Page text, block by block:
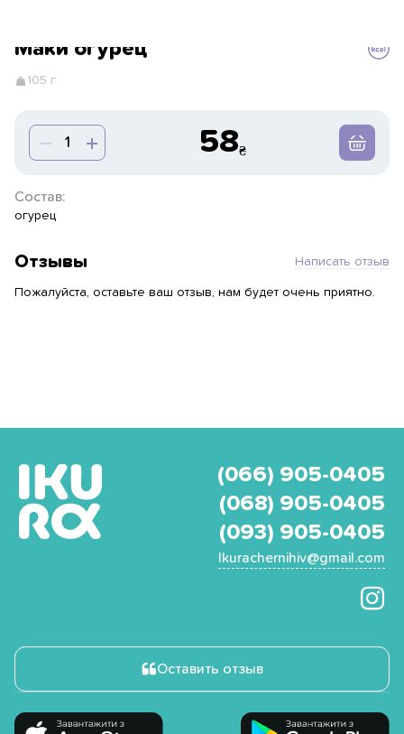
Маки огурец
105 г
58
Состав:
огурец
Отзывы Написать отзыв
Пожалуйста, оставьте ваш отзыв, нам будет очень приятно.
(066) 905-0405
(068) 905-0405
(093) 905-0405
Ikurachernihiv@gmail.com
Оставить отзыв